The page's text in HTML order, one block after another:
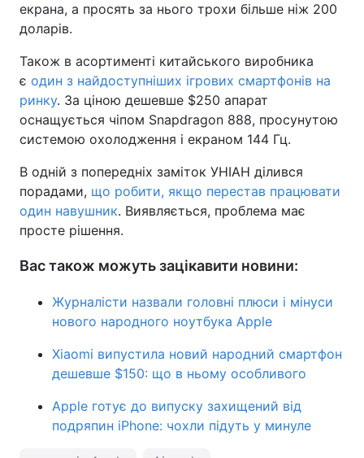
екрана, а просять за нього трохи більше ніж 200
доларів.
Також в асортименті китайського виробника
є один з найдоступніших ігрових смартфонів на
ринку. За ціною дешевше $250 апарат
оснащується чіпом Snapdragon 888, просунутою
системою охолодження і екраном 144 Гц.
В одній з попередніх заміток УНІАН ділився
порадами, що робити, якщо перестав працювати
один навушник. Виявляється, проблема має
просте рішення.
Вас також можуть зацікавити новини:
Журналісти назвали головні плюси і мінуси
нового народного ноутбука Apple
Xiaomi випустила новий народний смартфон
дешевше $150: що в ньому особливого
Apple готує до випуску захищений від
подряпин iPhone: чохли підуть у минуле